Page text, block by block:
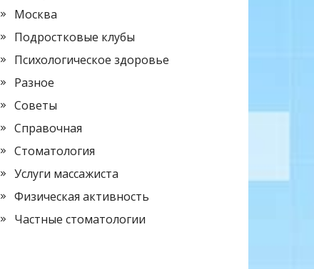
Москва
Подростковые клубы
Психологическое здоровье
Разное
Советы
Справочная
Стоматология
Услуги массажиста
Физическая активность
Частные стоматологии